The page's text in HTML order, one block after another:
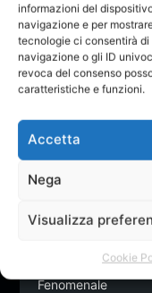
informazioni del
navigazione e per
tecnologie ci consentirà
navigazione o gli ID
revoca del consenso
caratteristiche e funzioni.
Accetta
Nega
Visualizza
Cookie
F3nix
Il Creatore non ha
Feedback
Fenomenale